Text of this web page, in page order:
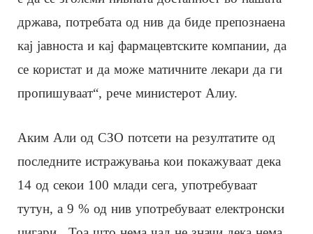
држава, потребата од нив да биде препознаена
кај јавноста и кај фармацевтските компании, да
се користат и да може матичните лекари да ги
пропишуваат“, рече министерот Алиу.
Аким Али од СЗО потсети на резултатите од
последните истражувања кои покажуваат дека
14 од секои 100 млади сега, употребуваат
тутун, а 9 % од нив употребуваат електронски